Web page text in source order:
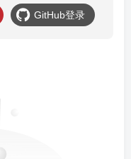
GitHub登录